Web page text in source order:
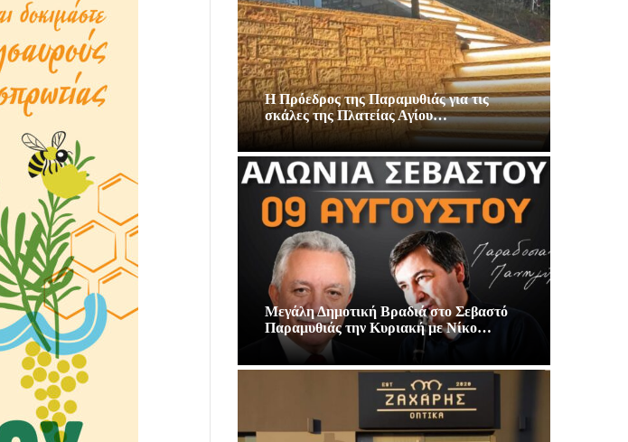
Η Πρόεδρος της Παραμυθιάς για τις
σκάλες της Πλατείας Αγίου…
Μεγάλη Δημοτική Βραδιά στο Σεβαστό
Παραμυθιάς την Κυριακή με Νίκο…